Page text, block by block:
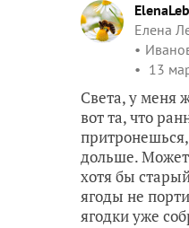
Елена
13
Света, у меня
вот та, что
дольше. Может
хотя бы
ягоды не
ягодки уже